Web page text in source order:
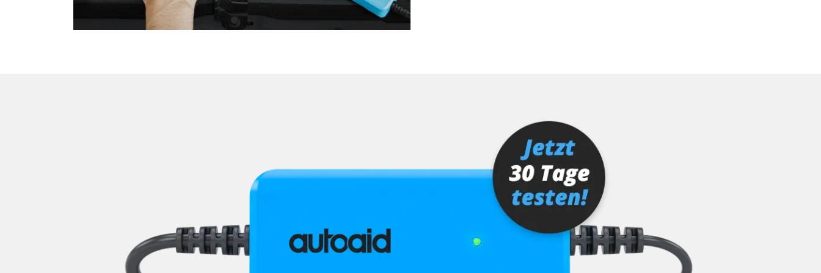
Niveauregulierung
Oben-, Hinten-, Seitenkamera (TRSVC)
Sitzelektronik Beifahrer
Sitzheizung
Sitzpositionsspeicher Fahrer